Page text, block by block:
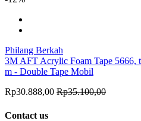
Philang Berkah
3M AFT Acrylic Foam Tape 5666,
m - Double Tape Mobil
Rp30.888,00 Rp35.100,00
Contact us